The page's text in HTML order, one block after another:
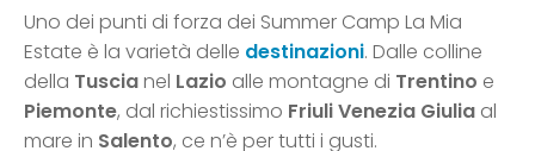
Uno dei punti di forza dei Summer Camp La Mia
Estate è la varietà delle destinazioni. Dalle colline
della Tuscianel Lazio alle montagne di Trentino e
Piemonte, dal richiestissimo Friuli Venezia Giulia al
mare in Salento, ce n’è per tutti i gusti.